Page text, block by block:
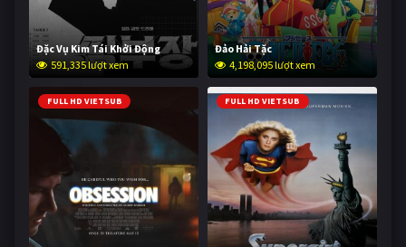
Đặc Vụ Kim Tái Khởi Động
591,335 lượt xem
Đảo Hải Tặc
4,198,095 lượt xem
FULL HD VIETSUB FULL HD VIETSUB